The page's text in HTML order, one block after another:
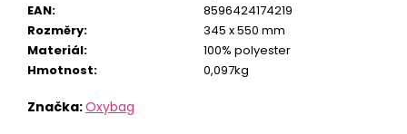
EAN:
8596424174219
Rozměry:
345 x 550 mm
Materiál:
100% polyester
Hmotnost: 0,097kg
Značka:Oxybag
SCOOLER
GRAFFITI
PINK
Kč